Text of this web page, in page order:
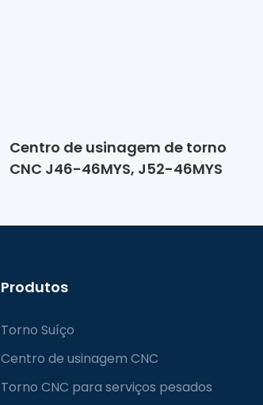
Centro de usinagem de torno
CNC J46-46MYS, J52-46MYS
Produtos
Torno Suíço
Centro de usinagem CNC
Torno CNC para serviços pesados